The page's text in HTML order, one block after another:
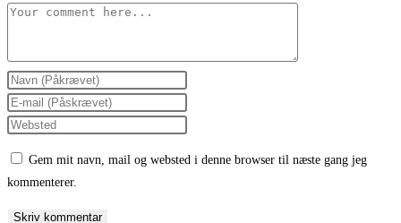
Comment
Enter
your
name
comment
Enter
your
comment
Enter
(optional)
Gem mit navn, mail og websted i denne browser til næste gang jeg
kommenterer.